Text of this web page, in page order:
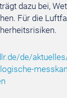
dazu bei,
Für die
de/